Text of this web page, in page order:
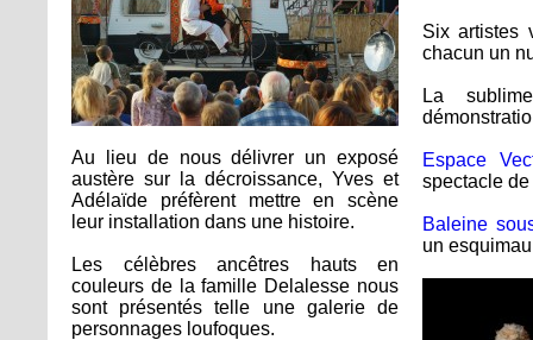
Au lieu de nous délivrer un exposé
austère sur la décroissance, Yves et
Adélaïde préfèrent mettre en scène
leur installation dans une histoire.
Les célèbres ancêtres hauts en
couleurs de la famille Delalesse nous
sont présentés telle une galerie de
personnages loufoques.
Six artistes
chacun un
La
Espace
spectacle
Baleine
un